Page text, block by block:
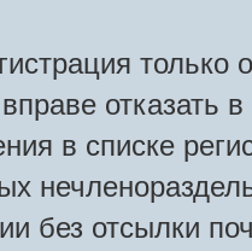
только
отказать
в списке
без отсылки